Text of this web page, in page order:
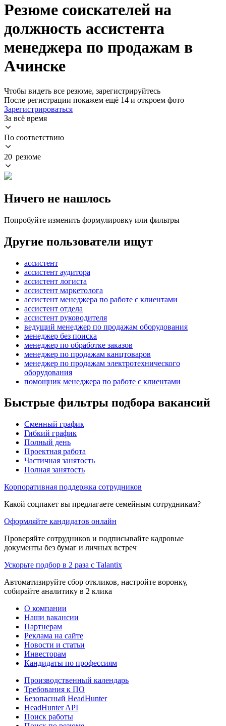
Резюме соискателей на
должность ассистента
менеджера по продажам в
Ачинске
Чтобы видеть все резюме, зарегистрируйтесь
После регистрации покажем ещё 14 и откроем фото
Зарегистрироваться
За всё время
По соответствию
20 резюме
Ничего не нашлось
Попробуйте изменить формулировку или фильтры
Другие пользователи ищут
ассистент
ассистент аудитора
ассистент логиста
ассистент маркетолога
ассистент менеджера по работе с клиентами
ассистент отдела
ассистент руководителя
ведущий менеджер по продажам оборудования
менеджер без поиска
менеджер по обработке заказов
менеджер по продажам канцтоваров
менеджер по продажам электротехнического
оборудования
помощник менеджера по работе с клиентами
Быстрые фильтры подбора вакансий
Сменный график
Гибкий график
Полный день
Проектная работа
Частичная занятость
Полная занятость
Корпоративная поддержка сотрудников
Какой соцпакет вы предлагаете семейным сотрудникам?
Оформляйте кандидатов онлайн
Проверяйте сотрудников и подписывайте кадровые
документы без бумаг и личных встреч
Ускорьте подбор в 2 раза с Talantix
Автоматизируйте сбор откликов, настройте воронку,
собирайте аналитику в 2 клика
О компании
Наши вакансии
Партнерам
Реклама на сайте
Новости и статьи
Инвесторам
Кандидаты по профессиям
Производственный календарь
Требования к ПО
Безопасный HeadHunter
HeadHunter API
Поиск работы